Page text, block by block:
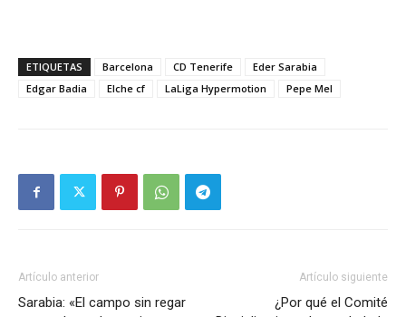
ETIQUETAS Barcelona CD Tenerife
Eder Sarabia
Edgar Badia
Elche cf LaLiga Hypermotion Pepe Mel
Artículo anterior
Sarabia: «El campo sin regar
Artículo siguiente
¿Por qué el Comité